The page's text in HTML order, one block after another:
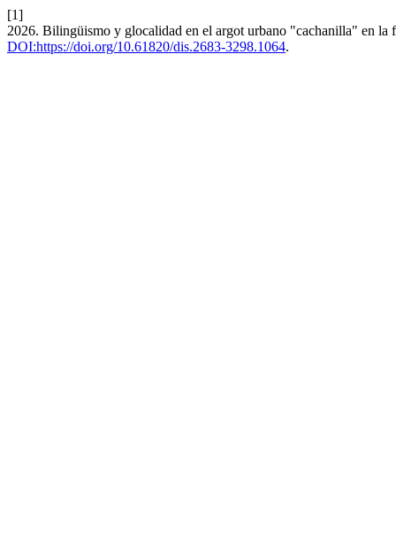
[1]
2026. Bilingüismo y glocalidad en el argot urbano "cachanilla" en la
DOI:https://doi.org/10.61820/dis.2683-3298.1064.